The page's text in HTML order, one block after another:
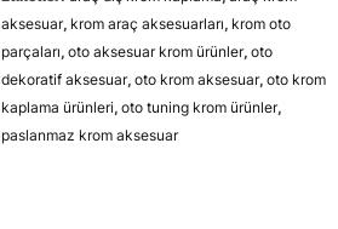
aksesuar, krom araç aksesuarları, krom oto
parçaları, oto aksesuar krom ürünler, oto
dekoratif aksesuar, oto krom aksesuar, oto krom
kaplama ürünleri, oto tuning krom ürünler,
paslanmaz krom aksesuar